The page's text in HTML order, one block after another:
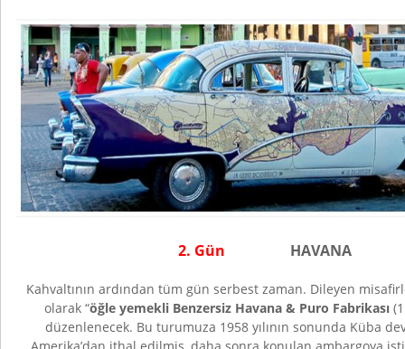
2. Gün HAVANA
Kahvaltının ardından tüm gün serbest zaman. Dileyen
olarak “öğle yemekli Benzersiz Havana & Puro Fabrikası
düzenlenecek. Bu turumuza 1958 yılının sonunda Küba